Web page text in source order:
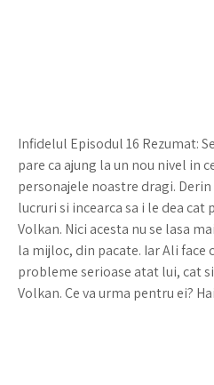
Infidelul Episodul 16 Rezumat:
pare ca ajung la un nou nivel in
personajele noastre dragi.
lucruri si incearca sa i le dea cat
Volkan. Nici acesta nu se lasa
la mijloc, din pacate. Iar Ali face
probleme serioase atat lui, cat
Volkan. Ce va urma pentru ei?